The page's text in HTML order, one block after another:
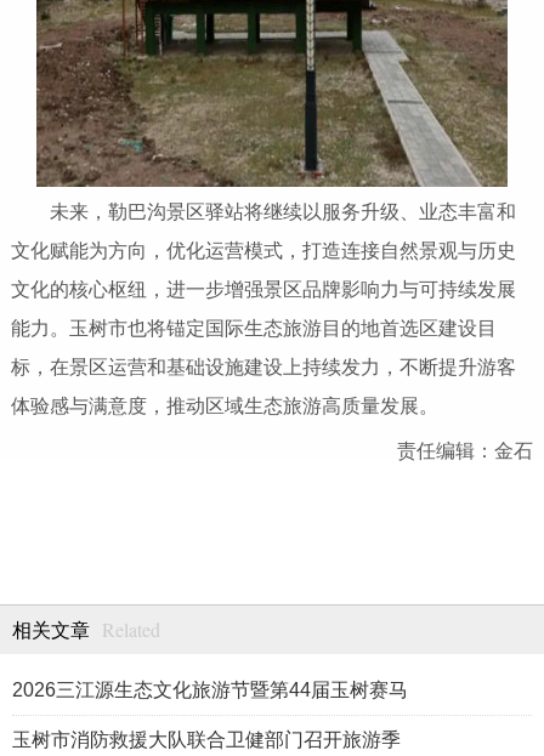
未来，勒巴沟景区驿站将继续以服务升级、业态丰富和
文化赋能为方向，优化运营模式，打造连接自然景观与历史
文化的核心枢纽，进一步增强景区品牌影响力与可持续发展
能力。玉树市也将锚定国际生态旅游目的地首选区建设目
标，在景区运营和基础设施建设上持续发力，不断提升游客
体验感与满意度，推动区域生态旅游高质量发展。
责任编辑：金石
相关文章 Related
2026三江源生态文化旅游节暨第44届玉树赛马
玉树市消防救援大队联合卫健部门召开旅游季